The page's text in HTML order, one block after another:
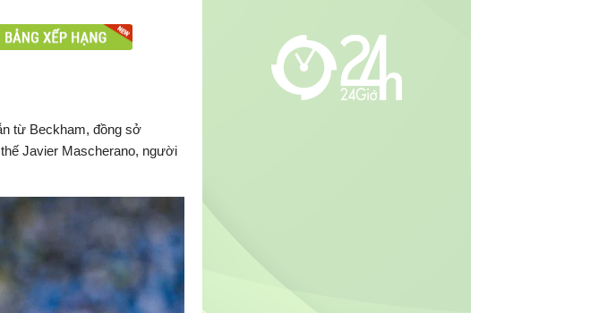
từ Beckham, đồng sở
Javier Mascherano, người